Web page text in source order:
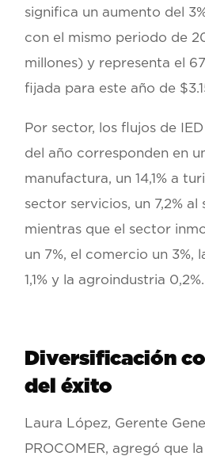
significa un aumento del
con el mismo periodo de
millones) y representa el
fijada para este año de
Por sector, los flujos de
del año corresponden en
manufactura, un 14,1% a
sector servicios, un 7,2%
mientras que el sector
un 7%, el comercio un 3%,
1,1% y la agroindustria 0,2%.
Diversificación
del éxito
Laura López, Gerente
PROCOMER, agregó que